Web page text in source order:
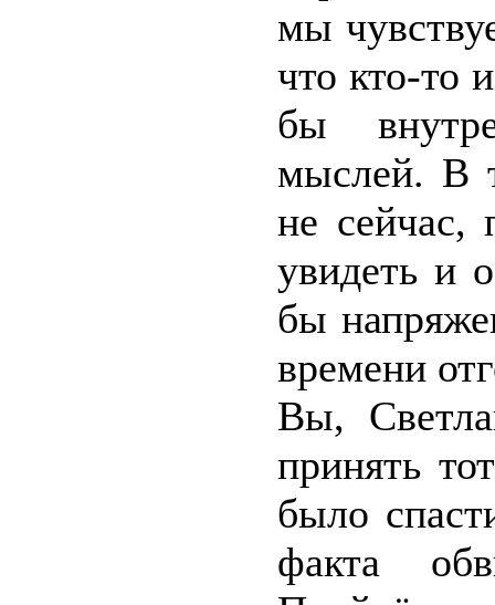
мы
что кто-то
бы
мыслей. В
не сейчас,
увидеть и
бы
времени
Вы,
принять
было
факта